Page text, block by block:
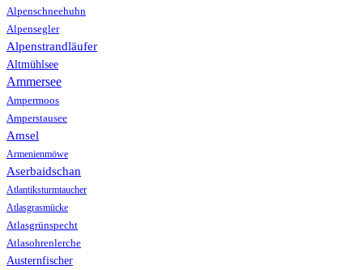
Alpenschneehuhn
Alpensegler
Alpenstrandläufer
Altmühlsee
Ammersee
Ampermoos
Amperstausee
Amsel
Armenienmöwe
Aserbaidschan
Atlantiksturmtaucher
Atlasgrasmücke
Atlasgrünspecht
Atlasohrenlerche
Austernfischer